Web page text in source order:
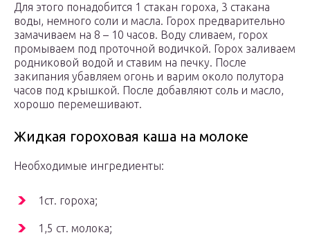
Для этого понадобится 1 стакан гороха, 3 стакана
воды, немного соли и масла. Горох предварительно
замачиваем на 8 – 10 часов. Воду сливаем, горох
промываем под проточной водичкой. Горох заливаем
родниковой водой и ставим на печку. После
закипания убавляем огонь и варим около полутора
часов под крышкой. После добавляют соль и масло,
хорошо перемешивают.
Жидкая гороховая каша на молоке
Необходимые ингредиенты:
1ст. гороха;
1,5 ст. молока;